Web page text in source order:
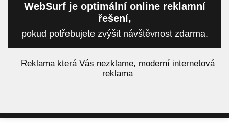
WebSurf je optimální online reklamní
řešení,
pokud potřebujete zvýšit návštěvnost zdarma.
Reklama která Vás nezklame, moderní internetová
reklama